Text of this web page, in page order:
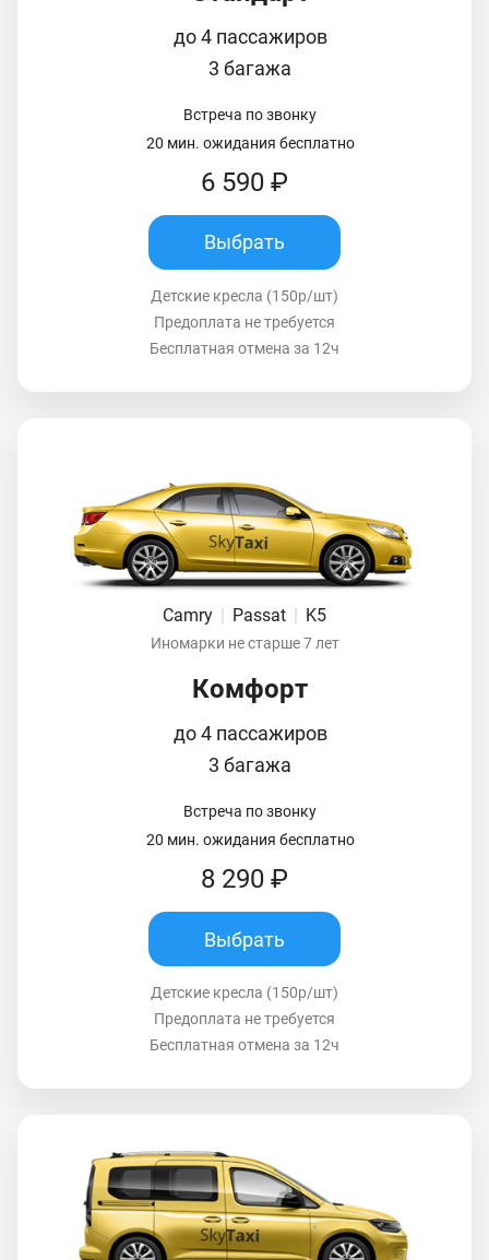
до 4 пассажиров
3 багажа
Встреча по звонку
20 мин. ожидания бесплатно
6 590 ₽
Выбрать
Детские кресла (150р/шт)
Предоплата не требуется
Бесплатная отмена за 12ч
Camry Passat K5
Иномарки не старше 7 лет
Комфорт
до 4 пассажиров
3 багажа
Встреча по звонку
20 мин. ожидания бесплатно
8 290 ₽
Выбрать
Детские кресла (150р/шт)
Предоплата не требуется
Бесплатная отмена за 12ч